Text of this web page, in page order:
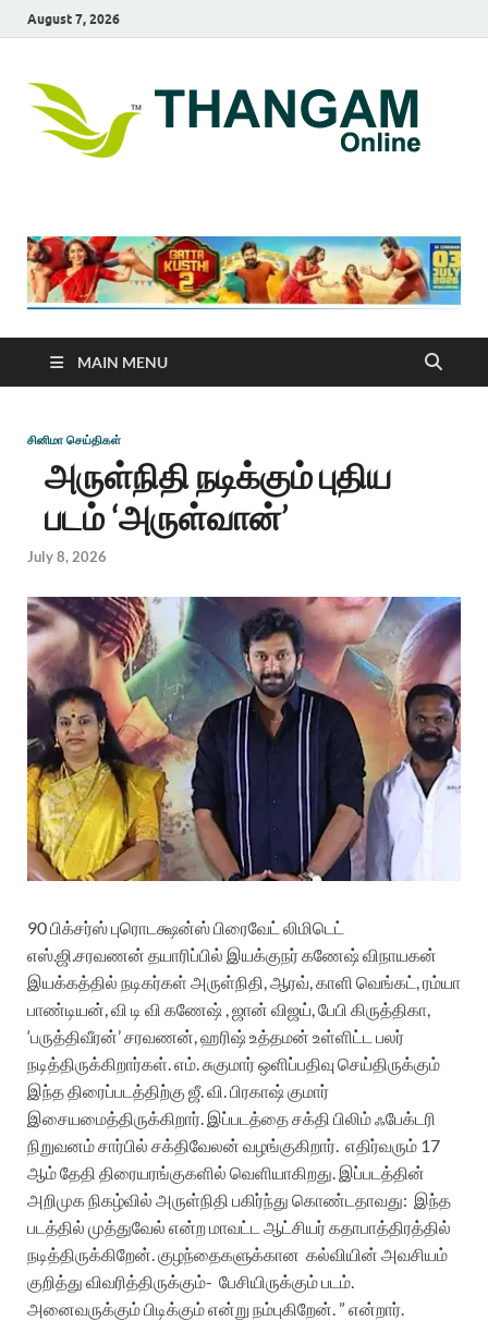
August 7, 2026
MAIN MENU
சினிமா செய்திகள்
அருள்நிதி நடிக்கும் புதிய
படம் ‘அருள்வான்’
July 8, 2026
90 பிக்சர்ஸ் புரொடக்ஷன்ஸ் பிரைவேட் லிமிடெட்
எஸ்.ஜி.சரவணன் தயாரிப்பில் இயக்குநர் கணேஷ் விநாயகன்
இயக்கத்தில் நடிகர்கள் அருள்நிதி, ஆரவ், காளி வெங்கட், ரம்யா
பாண்டியன், வி டி வி கணேஷ் , ஜான் விஜய், பேபி கிருத்திகா,
‘பருத்திவீரன்’ சரவணன், ஹரிஷ் உத்தமன் உள்ளிட்ட பலர்
நடித்திருக்கிறார்கள். எம். சுகுமார் ஒளிப்பதிவு செய்திருக்கும்
இந்த திரைப்படத்திற்கு ஜீ. வி. பிரகாஷ் குமார்
இசையமைத்திருக்கிறார். இப்படத்தை சக்தி பிலிம் ஃபேக்டரி
நிறுவனம் சார்பில் சக்திவேலன் வழங்குகிறார். எதிர்வரும் 17
ஆம் தேதி திரையரங்குகளில் வெளியாகிறது. இப்படத்தின்
அறிமுக நிகழ்வில் அருள்நிதி பகிர்ந்து கொண்டதாவது: இந்த
படத்தில் முத்துவேல் என்ற மாவட்ட ஆட்சியர் கதாபாத்திரத்தில்
நடித்திருக்கிறேன். குழந்தைகளுக்கான கல்வியின் அவசியம்
குறித்து விவரித்திருக்கும்- பேசியிருக்கும் படம்.
அனைவருக்கும் பிடிக்கும் என்று நம்புகிறேன். ” என்றார்.